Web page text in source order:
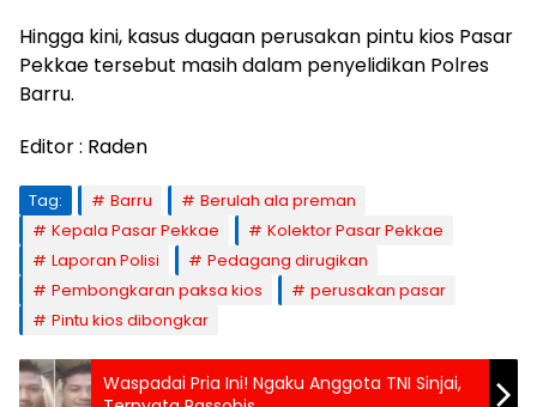
Hingga kini, kasus dugaan perusakan pintu kios Pasar
Pekkae tersebut masih dalam penyelidikan Polres
Barru.
Editor : Raden
Tag: Barru
Berulah ala preman
Kepala Pasar Pekkae
Kolektor Pasar Pekkae
Laporan Polisi
Pedagang dirugikan
Pembongkaran paksa kios
perusakan pasar
Pintu kios dibongkar
Waspadai Pria Ini! Ngaku Anggota TNI Sinjai,